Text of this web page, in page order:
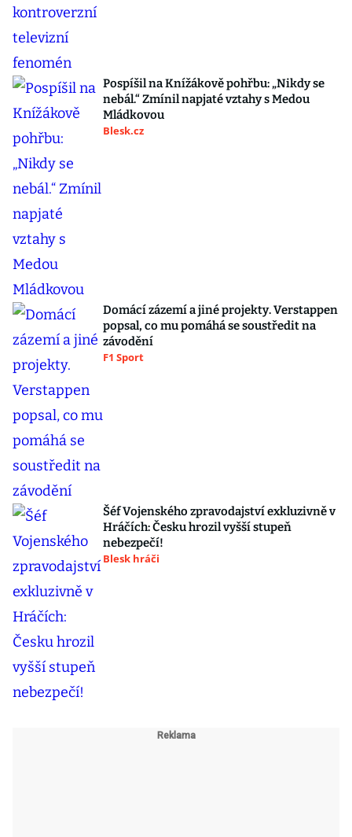
Pospíšil na Knížákově pohřbu: „Nikdy se
nebál.“ Zmínil napjaté vztahy s Medou
Mládkovou
Blesk.cz
Domácí zázemí a jiné projekty. Verstappen
popsal, co mu pomáhá se soustředit na
závodění
F1 Sport
Šéf Vojenského zpravodajství exkluzivně v
Hráčích: Česku hrozil vyšší stupeň
nebezpečí!
Blesk hráči